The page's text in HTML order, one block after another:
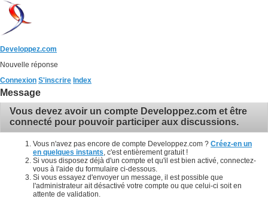
Developpez.com
Nouvelle réponse
Connexion S'inscrire Index
Message
Vous devez avoir un compte Developpez.com et être
connecté pour pouvoir participer aux discussions.
Vous n'avez pas encore de compte Developpez.com ? Créez-en un
en quelques instants , c'est entièrement gratuit !
Si vous disposez déjà d'un compte et qu'il est bien activé, connectez-
vous à l'aide du formulaire ci-dessous.
Si vous essayez d'envoyer un message, il est possible que
l'administrateur ait désactivé votre compte ou que celui-ci soit en
attente de validation.